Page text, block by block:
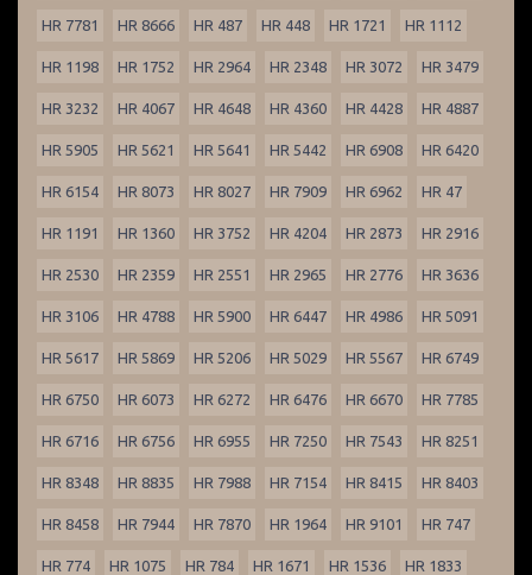
HR 7781 HR 8666 HR 487 HR 448 HR 1721 HR 1112
HR 1198 HR 1752 HR 2964 HR 2348 HR 3072 HR 3479
HR 3232 HR 4067 HR 4648 HR 4360 HR 4428 HR 4887
HR 5905 HR 5621 HR 5641 HR 5442 HR 6908 HR 6420
HR 6154 HR 8073 HR 8027 HR 7909 HR 6962 HR 47
HR 1191 HR 1360 HR 3752 HR 4204 HR 2873 HR 2916
HR 2530 HR 2359 HR 2551 HR 2965 HR 2776 HR 3636
HR 3106 HR 4788 HR 5900 HR 6447 HR 4986 HR 5091
HR 5617 HR 5869 HR 5206 HR 5029 HR 5567 HR 6749
HR 6750 HR 6073 HR 6272 HR 6476 HR 6670 HR 7785
HR 6716 HR 6756 HR 6955 HR 7250 HR 7543 HR 8251
HR 8348 HR 8835 HR 7988 HR 7154 HR 8415 HR 8403
HR 8458 HR 7944 HR 7870 HR 1964 HR 9101 HR 747
HR 774 HR 1075 HR 784 HR 1671 HR 1536 HR 1833